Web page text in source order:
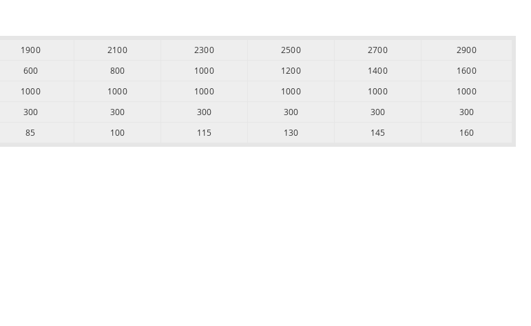
1900 2100 2300 2500 2700
2900
600 800 1000 1200 1400
1600
1000 1000 1000 1000 1000
1000
300 300 300 300 300
300
85 100 115 130 145 160